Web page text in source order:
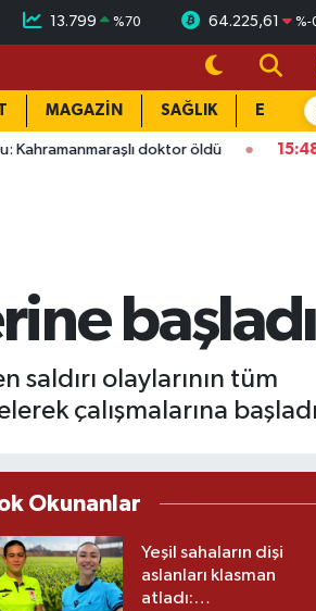
13.799 %70 64.225,61 %-
MAGAZİN SAĞLIK EĞİTİM
doktor öldü 15:48
başladı
olaylarının tüm
çalışmalarına
Okunanlar
Yeşil sahaların dişi
aslanları klasman
atladı: